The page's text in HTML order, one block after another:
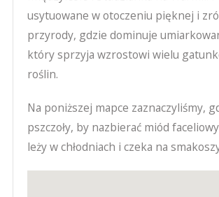
usytuowane w otoczeniu pięknej i
przyrody, gdzie dominuje
który sprzyja wzrostowi wielu
roślin.
Na poniższej mapce zaznaczyliśmy,
pszczoły, by nazbierać miód
leży w chłodniach i czeka na